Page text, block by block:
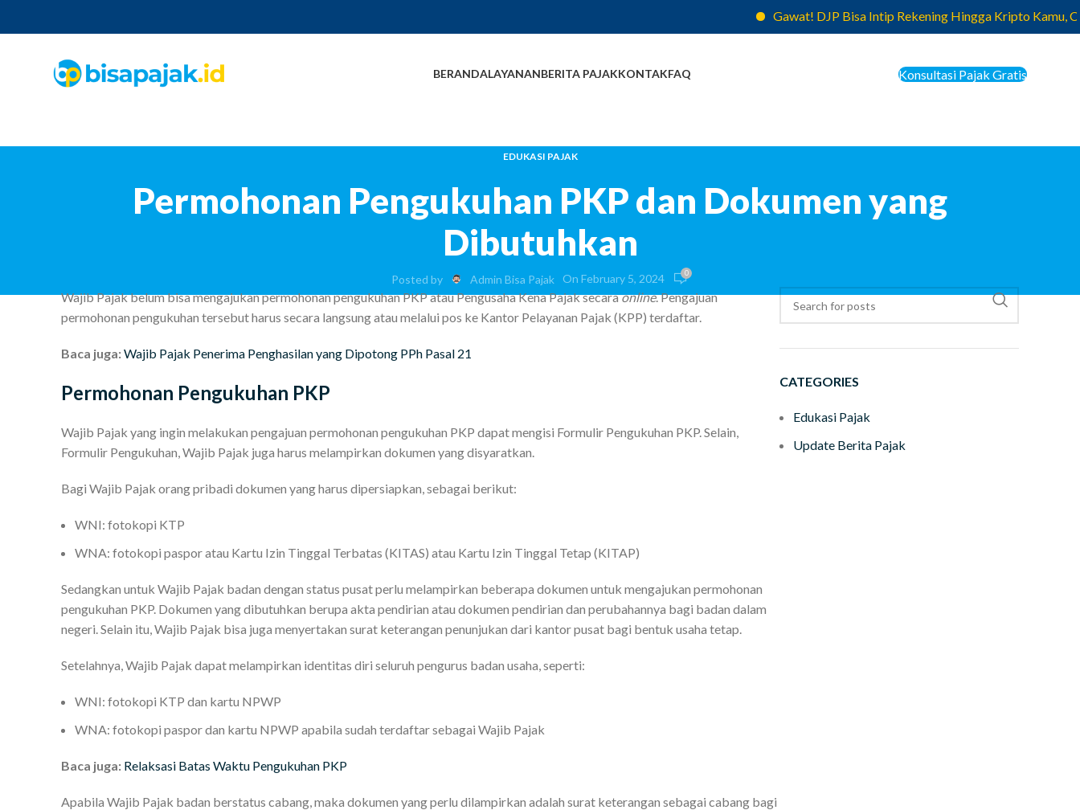
Gawat! DJP Bisa Intip Rekening Hingga Kripto Kamu,
BERANDALAYANANBERITA PAJAKKONTAKFAQ Konsultasi Pajak Gratis
EDUKASI PAJAK
Permohonan Pengukuhan PKP dan Dokumen yang
Dibutuhkan
Posted by Admin Bisa Pajak On February 5, 2024 0
Wajib Pajak belum bisa mengajukan permohonan pengukuhan PKP atau Pengusaha Kena Pajak secaraonline. Pengajuan
permohonan pengukuhan tersebut harus secara langsung atau melalui pos ke Kantor Pelayanan Pajak (KPP) terdaftar.
Baca juga:Wajib Pajak Penerima Penghasilan yang Dipotong PPh Pasal 21
Permohonan Pengukuhan PKP
Wajib Pajak yang ingin melakukan pengajuan permohonan pengukuhan PKP dapat mengisi Formulir Pengukuhan PKP. Selain,
Formulir Pengukuhan, Wajib Pajak juga harus melampirkan dokumen yang disyaratkan.
Bagi Wajib Pajak orang pribadi dokumen yang harus dipersiapkan, sebagai berikut:
WNI: fotokopi KTP
WNA: fotokopi paspor atau Kartu Izin Tinggal Terbatas (KITAS) atau Kartu Izin Tinggal Tetap (KITAP)
Sedangkan untuk Wajib Pajak badan dengan status pusat perlu melampirkan beberapa dokumen untuk mengajukan permohonan
pengukuhan PKP. Dokumen yang dibutuhkan berupa akta pendirian atau dokumen pendirian dan perubahannya bagi badan dalam
negeri. Selain itu, Wajib Pajak bisa juga menyertakan surat keterangan penunjukan dari kantor pusat bagi bentuk usaha tetap.
Setelahnya, Wajib Pajak dapat melampirkan identitas diri seluruh pengurus badan usaha, seperti:
WNI: fotokopi KTP dan kartu NPWP
WNA: fotokopi paspor dan kartu NPWP apabila sudah terdaftar sebagai Wajib Pajak
Baca juga: Relaksasi Batas Waktu Pengukuhan PKP
Apabila Wajib Pajak badan berstatus cabang, maka dokumen yang perlu dilampirkan adalah surat keterangan sebagai cabang bagi
CATEGORIES
Edukasi Pajak
Update Berita Pajak